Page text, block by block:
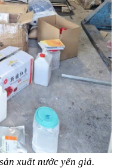
xuất nước yến giả.